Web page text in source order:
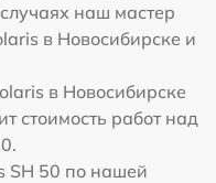
наш мастер
в Новосибирске и
в Новосибирске
стоимость работ над
SH 50 по нашей